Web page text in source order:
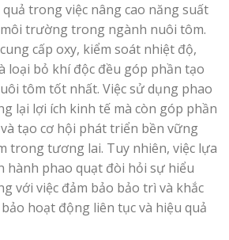
trong việc nâng cao năng suất
trường trong ngành nuôi tôm.
cấp oxy, kiểm soát nhiệt độ,
loại bỏ khí độc đều góp phần tạo
tôm tốt nhất. Việc sử dụng phao
lại lợi ích kinh tế mà còn góp phần
tạo cơ hội phát triển bền vững
trong tương lai. Tuy nhiên, việc lựa
hành phao quạt đòi hỏi sự hiểu
với việc đảm bảo bảo trì và khắc
hoạt động liên tục và hiệu quả